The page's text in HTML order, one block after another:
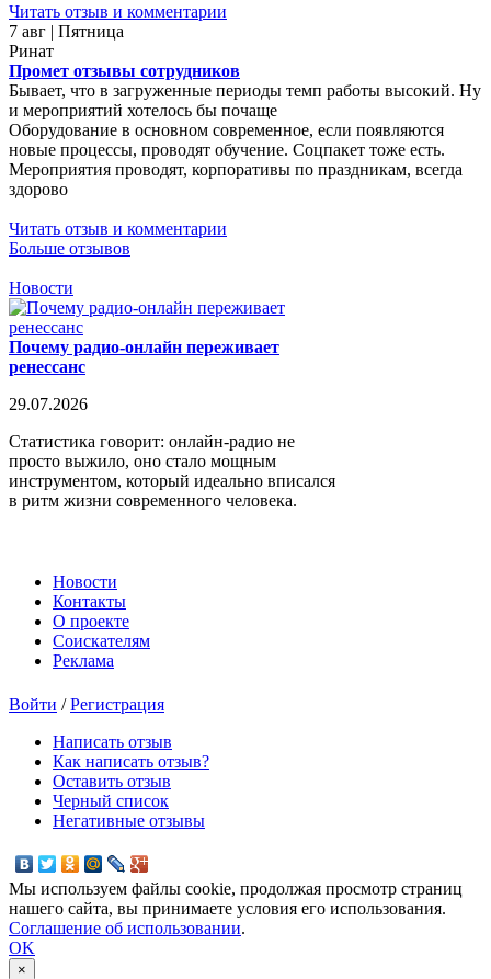
Читать отзыв и комментарии
7 авг | Пятница
Ринат
Промет отзывы сотрудников
Бывает, что в загруженные периоды темп работы высокий. Ну
и мероприятий хотелось бы почаще
Оборудование в основном современное, если появляются
новые процессы, проводят обучение. Соцпакет тоже есть.
Мероприятия проводят, корпоративы по праздникам, всегда
здорово
Читать отзыв и комментарии
Больше отзывов
Новости
Почему радио-онлайн переживает
ренессанс
29.07.2026
Статистика говорит: онлайн-радио не
просто выжило, оно стало мощным
инструментом, который идеально вписался
в ритм жизни современного человека.
Новости
Контакты
О проекте
Соискателям
Реклама
Войти /Регистрация
Написать отзыв
Как написать отзыв?
Оставить отзыв
Черный список
Негативные отзывы
Мы используем файлы cookie, продолжая просмотр страниц
нашего сайта, вы принимаете условия его использования.
Соглашение об использовании.
OK
×